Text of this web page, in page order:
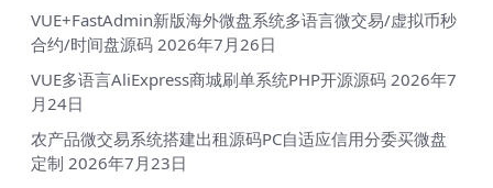
VUE+FastAdmin新版海外微盘系统多语言微交易/虚拟币秒
合约/时间盘源码 2026年7月26日
VUE多语言AliExpress商城刷单系统PHP开源源码 2026年7
月24日
农产品微交易系统搭建出租源码PC自适应信用分委买微盘
定制 2026年7月23日